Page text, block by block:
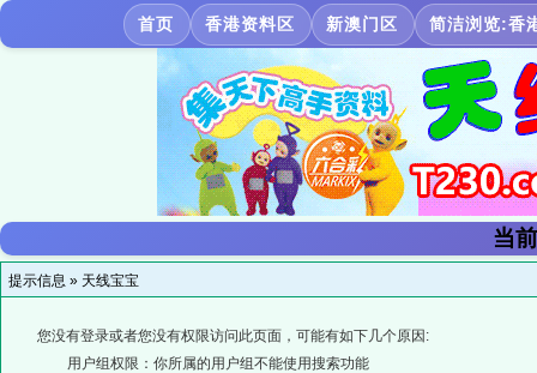
首页 香港资料区 新澳门区 简洁浏览:香
当
提示信息 » 天线宝宝
您没有登录或者您没有权限访问此页面，可能有如下几个原因:
用户组权限：你所属的用户组不能使用搜索功能